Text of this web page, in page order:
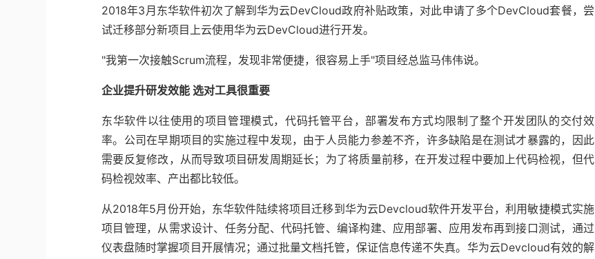
2018年3月东华软件初次了解到华为云DevCloud政府补贴政策，对此申请了多个DevCloud套餐，尝
试迁移部分新项目上云使用华为云DevCloud进行开发。
"我第一次接触Scrum流程，发现非常便捷，很容易上手"项目经总监马伟伟说。
企业提升研发效能 选对工具很重要
东华软件以往使用的项目管理模式，代码托管平台，部署发布方式均限制了整个开发团队的交付效
率。公司在早期项目的实施过程中发现，由于人员能力参差不齐，许多缺陷是在测试才暴露的，因此
需要反复修改，从而导致项目研发周期延长；为了将质量前移，在开发过程中要加上代码检视，但代
码检视效率、产出都比较低。
从2018年5月份开始，东华软件陆续将项目迁移到华为云Devcloud软件开发平台，利用敏捷模式实施
项目管理，从需求设计、任务分配、代码托管、编译构建、应用部署、应用发布再到接口测试，通过
仪表盘随时掌握项目开展情况；通过批量文档托管，保证信息传递不失真。华为云Devcloud有效的解